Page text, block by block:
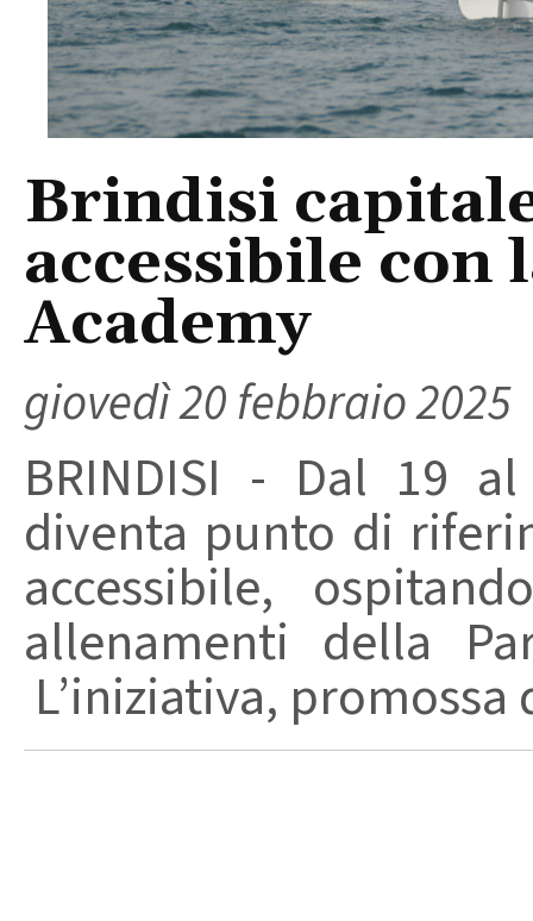
Brindisi
accessibile con
Academy
giovedì 20 febbraio 2025
BRINDISI - Dal 19
diventa punto di
accessibile,
allenamenti della
L’iniziativa, promossa